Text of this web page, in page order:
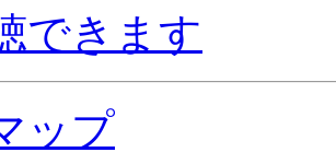
できます
ップ